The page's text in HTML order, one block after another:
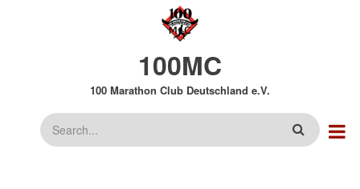
100MC
100 Marathon Club Deutschland e.V.
Suche